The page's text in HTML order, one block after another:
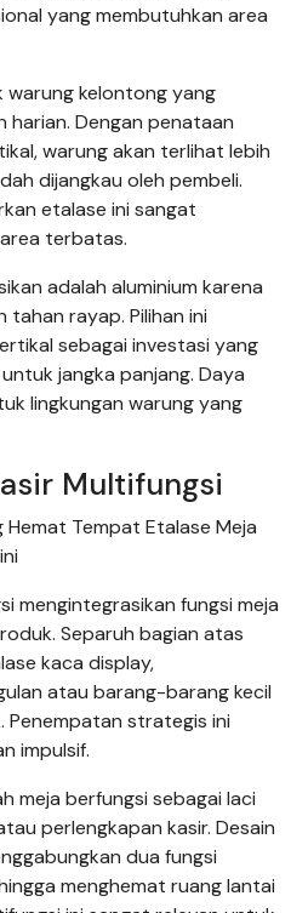
yang membutuhkan area
warung kelontong yang
harian. Dengan penataan
warung akan terlihat lebih
dijangkau oleh pembeli.
etalase ini sangat
terbatas.
adalah aluminium karena
rayap. Pilihan ini
sebagai investasi yang
jangka panjang. Daya
lingkungan warung yang
Multifungsi
Tempat Etalase Meja
mengintegrasikan fungsi meja
Separuh bagian atas
kaca display,
atau barang-barang kecil
Penempatan strategis ini
impulsif.
meja berfungsi sebagai laci
perlengkapan kasir. Desain
dua fungsi
menghemat ruang lantai